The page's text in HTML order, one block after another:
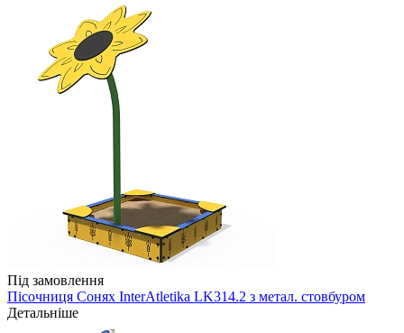
Під замовлення
Пісочниця Сонях InterAtletika LK314.2 з метал. стовбуром
Детальніше